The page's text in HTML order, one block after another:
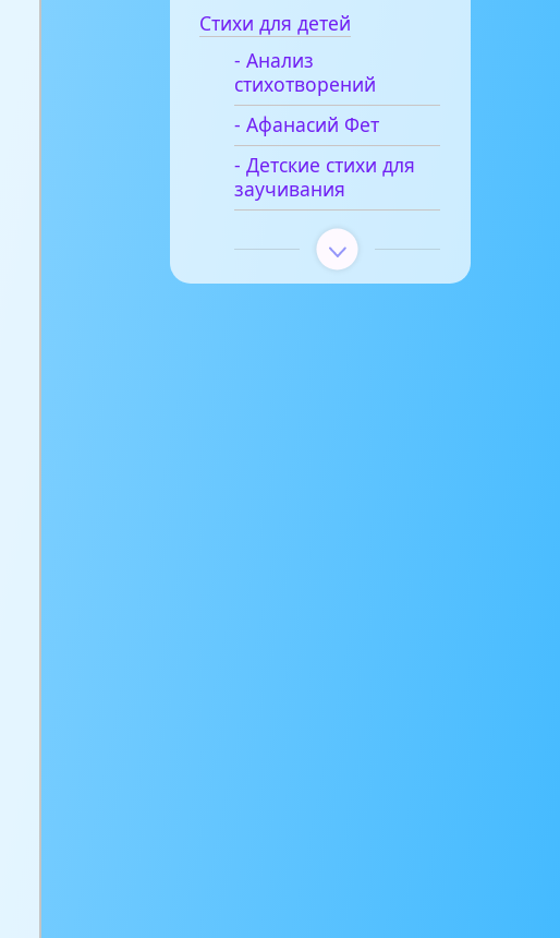
Стихи для детей
- Анализ
стихотворений
- Афанасий Фет
- Детские стихи для
заучивания